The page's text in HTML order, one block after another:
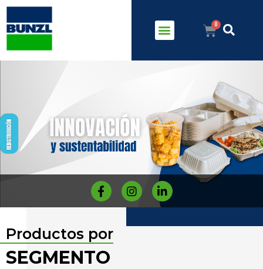
Productos por
SEGMENTO